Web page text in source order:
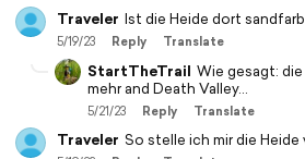
Traveler Ist die Heide dort
5/19/23 Reply Translate
StartTheTrail Wie gesagt:
mehr and Death Valley…
5/21/23 Reply Translate
Traveler So stelle ich mir die Heide